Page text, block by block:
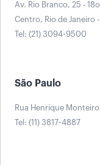
Av. Rio Branco, 25 -
Centro, Rio de Janeiro -
Tel: (21) 3094-9500
São Paulo
Rua Henrique
Tel: (11) 3817-4887